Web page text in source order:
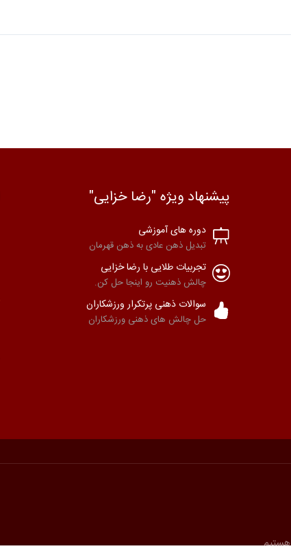
پیشنهاد ویژه "رضا خزایی"
دوره های آموزشی
تبدیل ذهن عادی به ذهن قهرمان
تجربیات طلایی با رضا خزایی
چالش ذهنیت رو اینجا حل کن.
سوالات ذهنی پرتکرار ورزشکاران
حل چالش های ذهنی ورزشکاران